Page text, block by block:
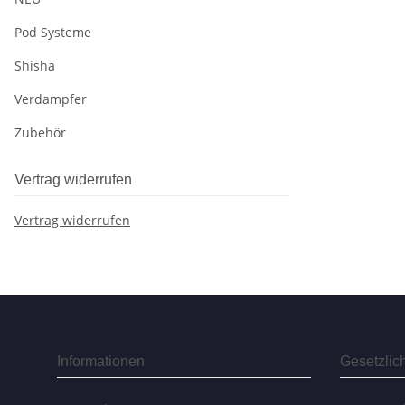
Pod Systeme
Shisha
Verdampfer
Zubehör
Vertrag widerrufen
Vertrag widerrufen
Informationen